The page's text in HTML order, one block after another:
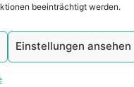
beeinträchtigt werden.
Einstellungen ansehen